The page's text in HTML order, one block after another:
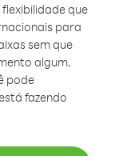
que
para
sem que
algum.
pode
fazendo